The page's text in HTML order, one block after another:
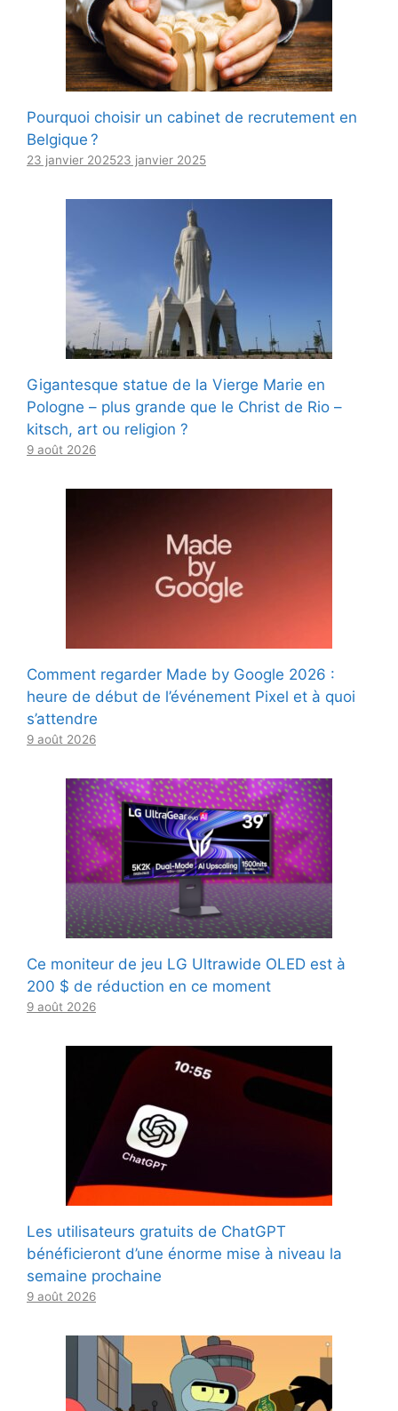
Pourquoi choisir un cabinet de recrutement en
Belgique ?
23 janvier 202523 janvier 2025
Gigantesque statue de la Vierge Marie en
Pologne – plus grande que le Christ de Rio –
kitsch, art ou religion ?
9 août 2026
Comment regarder Made by Google 2026 :
heure de début de l’événement Pixel et à quoi
s’attendre
9 août 2026
Ce moniteur de jeu LG Ultrawide OLED est à
200 $ de réduction en ce moment
9 août 2026
Les utilisateurs gratuits de ChatGPT
bénéficieront d’une énorme mise à niveau la
semaine prochaine
9 août 2026